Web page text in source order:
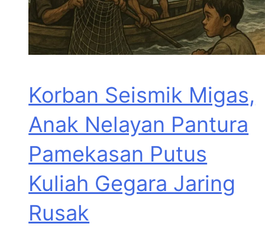
Korban Seismik Migas,
Anak Nelayan Pantura
Pamekasan Putus
Kuliah Gegara Jaring
Rusak